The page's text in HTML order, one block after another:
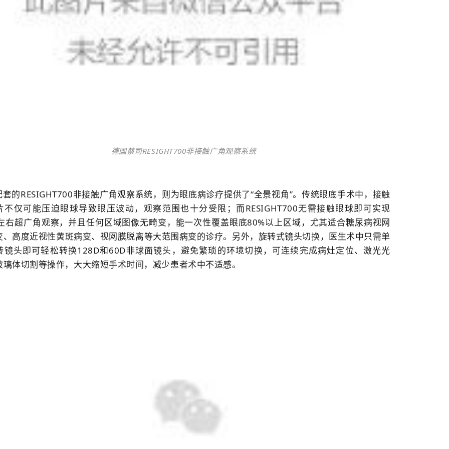
德国蔡司RESIGHT700非接触广角观察系统
套的RESIGHT700非接触广角观察系统，则为眼底病诊疗提供了“全景视角”。传统眼底手术中，接触
不仅可能压迫眼球导致眼压波动，观察范围也十分受限；而RESIGHT700无需接触眼球即可实现
右超广角观察，并且任何区域图像无畸变，能一次性覆盖眼底80%以上区域，尤其适合糖尿病视网
、高度近视性黄斑病变、视网膜脱离等大范围病变的诊疗。另外，旋转式镜头切换，医生术中只需单
镜头即可轻松转换128D和60D非球面镜头， 避免繁琐的环境切换，可连续完成病灶定位、激光光
璃体切割等操作，大大缩短手术时间，减少患者术中不适感。